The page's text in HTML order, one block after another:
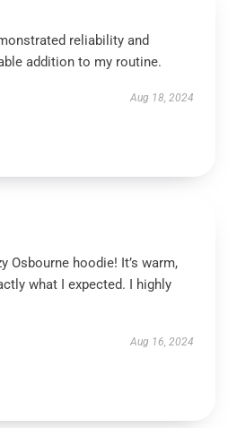
reliability and
addition to my routine.
Aug 18, 2024
Osbourne hoodie! It’s warm,
what I expected. I highly
Aug 16, 2024